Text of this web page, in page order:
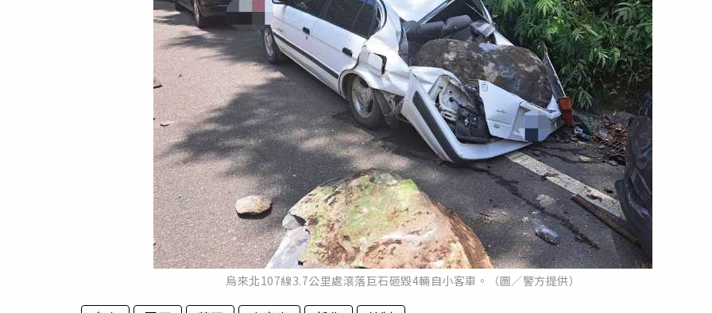
烏來北107線3.7公里處滾落巨石砸毀4輛自小客車。（圖／警方提供）